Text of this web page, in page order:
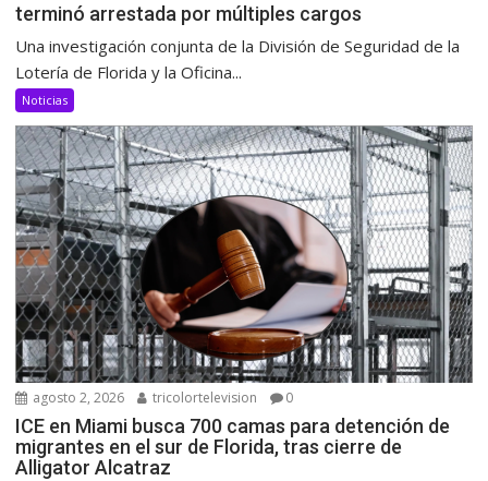
terminó arrestada por múltiples cargos
Una investigación conjunta de la División de Seguridad de la
Lotería de Florida y la Oficina...
Noticias
agosto 2, 2026 tricolortelevision 0
ICE en Miami busca 700 camas para detención de
migrantes en el sur de Florida, tras cierre de
Alligator Alcatraz